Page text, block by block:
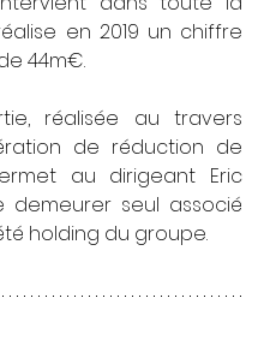
en 2019 un chiffre
44m€.
réalisée au travers
de réduction de
au dirigeant Eric
demeurer seul associé
holding du groupe.